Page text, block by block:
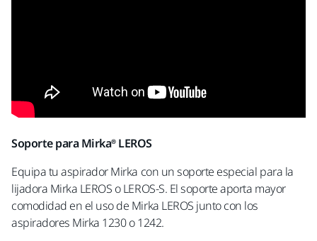
Soporte para Mirka® LEROS
Equipa tu aspirador Mirka con un soporte especial para la
lijadora Mirka LEROS o LEROS-S. El soporte aporta mayor
comodidad en el uso de Mirka LEROS junto con los
aspiradores Mirka 1230 o 1242.